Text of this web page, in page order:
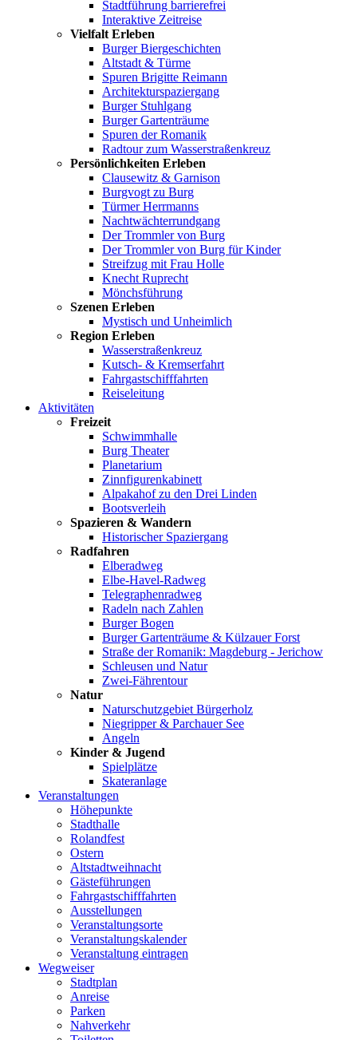
Stadtführung barrierefrei
Interaktive Zeitreise
Vielfalt Erleben
Burger Biergeschichten
Altstadt & Türme
Spuren Brigitte Reimann
Architekturspaziergang
Burger Stuhlgang
Burger Gartenträume
Spuren der Romanik
Radtour zum Wasserstraßenkreuz
Persönlichkeiten Erleben
Clausewitz & Garnison
Burgvogt zu Burg
Türmer Herrmanns
Nachtwächterrundgang
Der Trommler von Burg
Der Trommler von Burg für Kinder
Streifzug mit Frau Holle
Knecht Ruprecht
Mönchsführung
Szenen Erleben
Mystisch und Unheimlich
Region Erleben
Wasserstraßenkreuz
Kutsch- & Kremserfahrt
Fahrgastschifffahrten
Reiseleitung
Aktivitäten
Freizeit
Schwimmhalle
Burg Theater
Planetarium
Zinnfigurenkabinett
Alpakahof zu den Drei Linden
Bootsverleih
Spazieren & Wandern
Historischer Spaziergang
Radfahren
Elberadweg
Elbe-Havel-Radweg
Telegraphenradweg
Radeln nach Zahlen
Burger Bogen
Burger Gartenträume & Külzauer Forst
Straße der Romanik: Magdeburg - Jerichow
Schleusen und Natur
Zwei-Fährentour
Natur
Naturschutzgebiet Bürgerholz
Niegripper & Parchauer See
Angeln
Kinder & Jugend
Spielplätze
Skateranlage
Veranstaltungen
Höhepunkte
Stadthalle
Rolandfest
Ostern
Altstadtweihnacht
Gästeführungen
Fahrgastschifffahrten
Ausstellungen
Veranstaltungsorte
Veranstaltungskalender
Veranstaltung eintragen
Wegweiser
Stadtplan
Anreise
Parken
Nahverkehr